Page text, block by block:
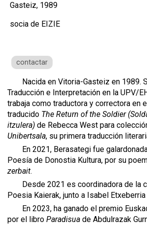
Gasteiz, 1989
socia de EIZIE
contactar
Nacida en Vitoria-Gasteiz en 1989.
Traducción e Interpretación en la UPV/
trabaja como traductora y correctora en
traducido The Return of the Soldier
itzulera) de Rebecca West para
Unibertsala, su primera traducción
En 2021, Berasategi fue
Poesía de Donostia Kultura, por su
zerbait.
Desde 2021 es coordinadora de la
Poesia Kaierak, junto a Isabel Etxeberria
En 2023, ha ganado el premio
por el libro Paradisua de Abdulrazak